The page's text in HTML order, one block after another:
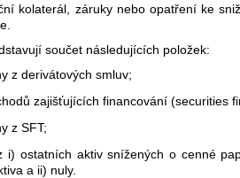
kolaterál, záruky nebo opatření ke
součet následujících položek:
z derivátových smluv;
zajišťujících financování (securities
z SFT;
i) ostatních aktiv snížených o cenné
a ii) nuly.